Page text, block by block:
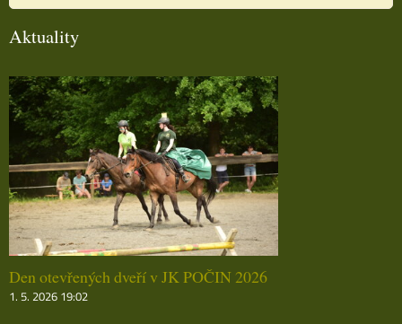
Aktuality
Den otevřených dveří v JK POČIN 2026
1. 5. 2026 19:02